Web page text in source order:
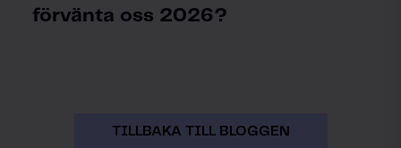
förvänta oss 2026?
TILLBAKA TILL BLOGGEN